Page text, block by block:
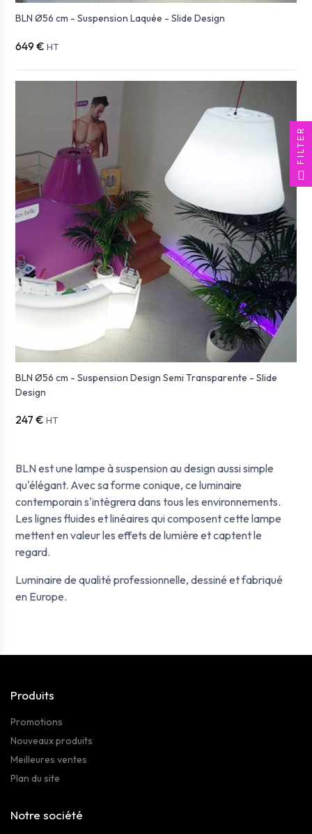
BLN est une lampe à suspension au design aussi simple
qu'élégant. Avec sa forme conique, ce luminaire
contemporain s'intègrera dans tous les environnements.
Les lignes fluides et linéaires qui composent cette lampe
mettent en valeur les effets de lumière et captent le
regard.
Luminaire de qualité professionnelle, dessiné et fabriqué
en Europe.
BLN Ø56 cm - Suspension Laquée - Slide Design
649 € HT
BLN Ø56 cm - Suspension Design Semi Transparente - Slide
Design
247 € HT
Produits
Promotions
Nouveaux produits
Meilleures ventes
Plan du site
Notre société
FILTER